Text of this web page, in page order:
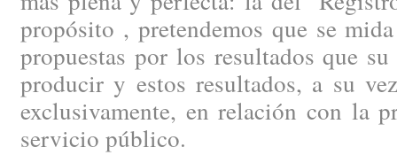
propósito , pretendemos que se
propuestas por los resultados que
producir y estos resultados, a su
exclusivamente, en relación con la
servicio público.